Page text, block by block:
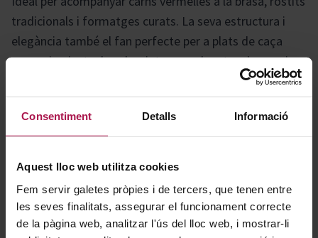
Consentiment Detalls Informació
Aquest lloc web utilitza cookies
Fem servir galetes pròpies i de tercers, que tenen entre
les seves finalitats, assegurar el funcionament correcte
de la pàgina web, analitzar l'ús del lloc web, i mostrar-li
tradicionals i formatges curats. La seva estructura i
elegància també el fan perfecte per a plats de caça
menor i guisats de sabor intens, realçant cada mos i
creant harmonies gastronòmiques memorables.
Historia
El 1995, vam identificar a les nostres vinyes ceps
excepcionals el raïm dels quals destacava per un sabor
singular, molt diferent del de les plantes circumdants.